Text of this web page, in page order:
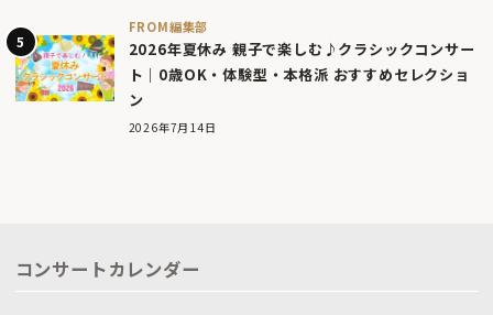
FROM編集部
2026年夏休み 親子で楽しむ♪クラシックコンサー
ト｜0歳OK・体験型・本格派 おすすめセレクショ
ン
2026年7月14日
コンサートカレンダー